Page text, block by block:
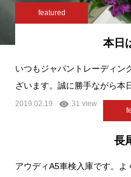
featured
本日
いつもジャパントレーディン
ざいます。誠に勝手ながら本
2019.02.19 31 view
長
アウディA5車検入庫です。